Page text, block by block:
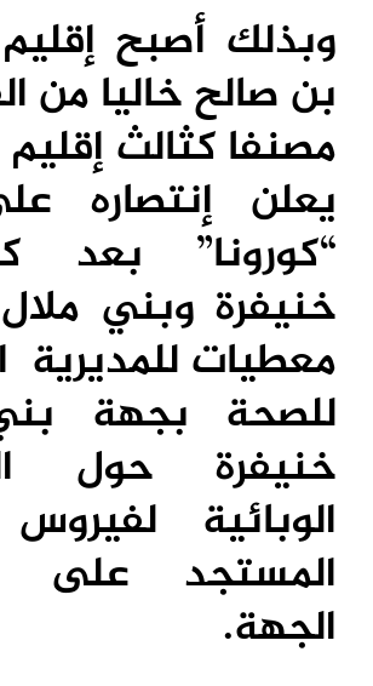
وبذلك أصبح
بن صالح خاليا من
مصنفا كثالث إقليم
يعلن إنتصاره
“كورونا”
خنيفرة وبني
معطيات للمديرية
للصحة بجهة
خنيفرة حول
الوبائية
المستجد على
الجهة.